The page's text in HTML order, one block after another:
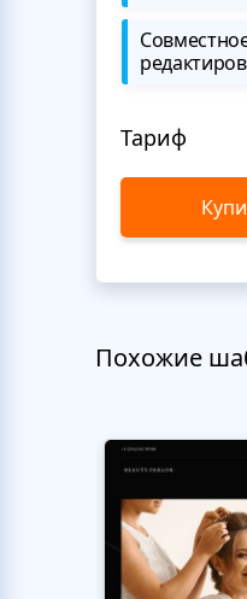
Тариф
Похожие